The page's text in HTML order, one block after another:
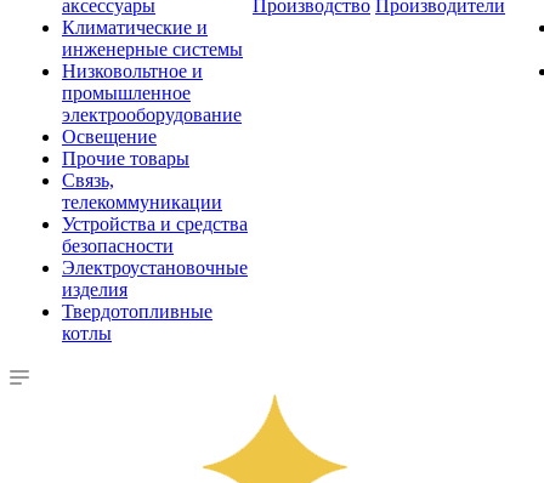
аксессуары
Климатические и
инженерные системы
Низковольтное и
промышленное
электрооборудование
Освещение
Прочие товары
Связь,
телекоммуникации
Устройства и средства
безопасности
Электроустановочные
изделия
Твердотопливные
котлы
Производство Производители